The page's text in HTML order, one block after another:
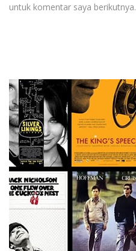
untuk komentar saya berikutnya.